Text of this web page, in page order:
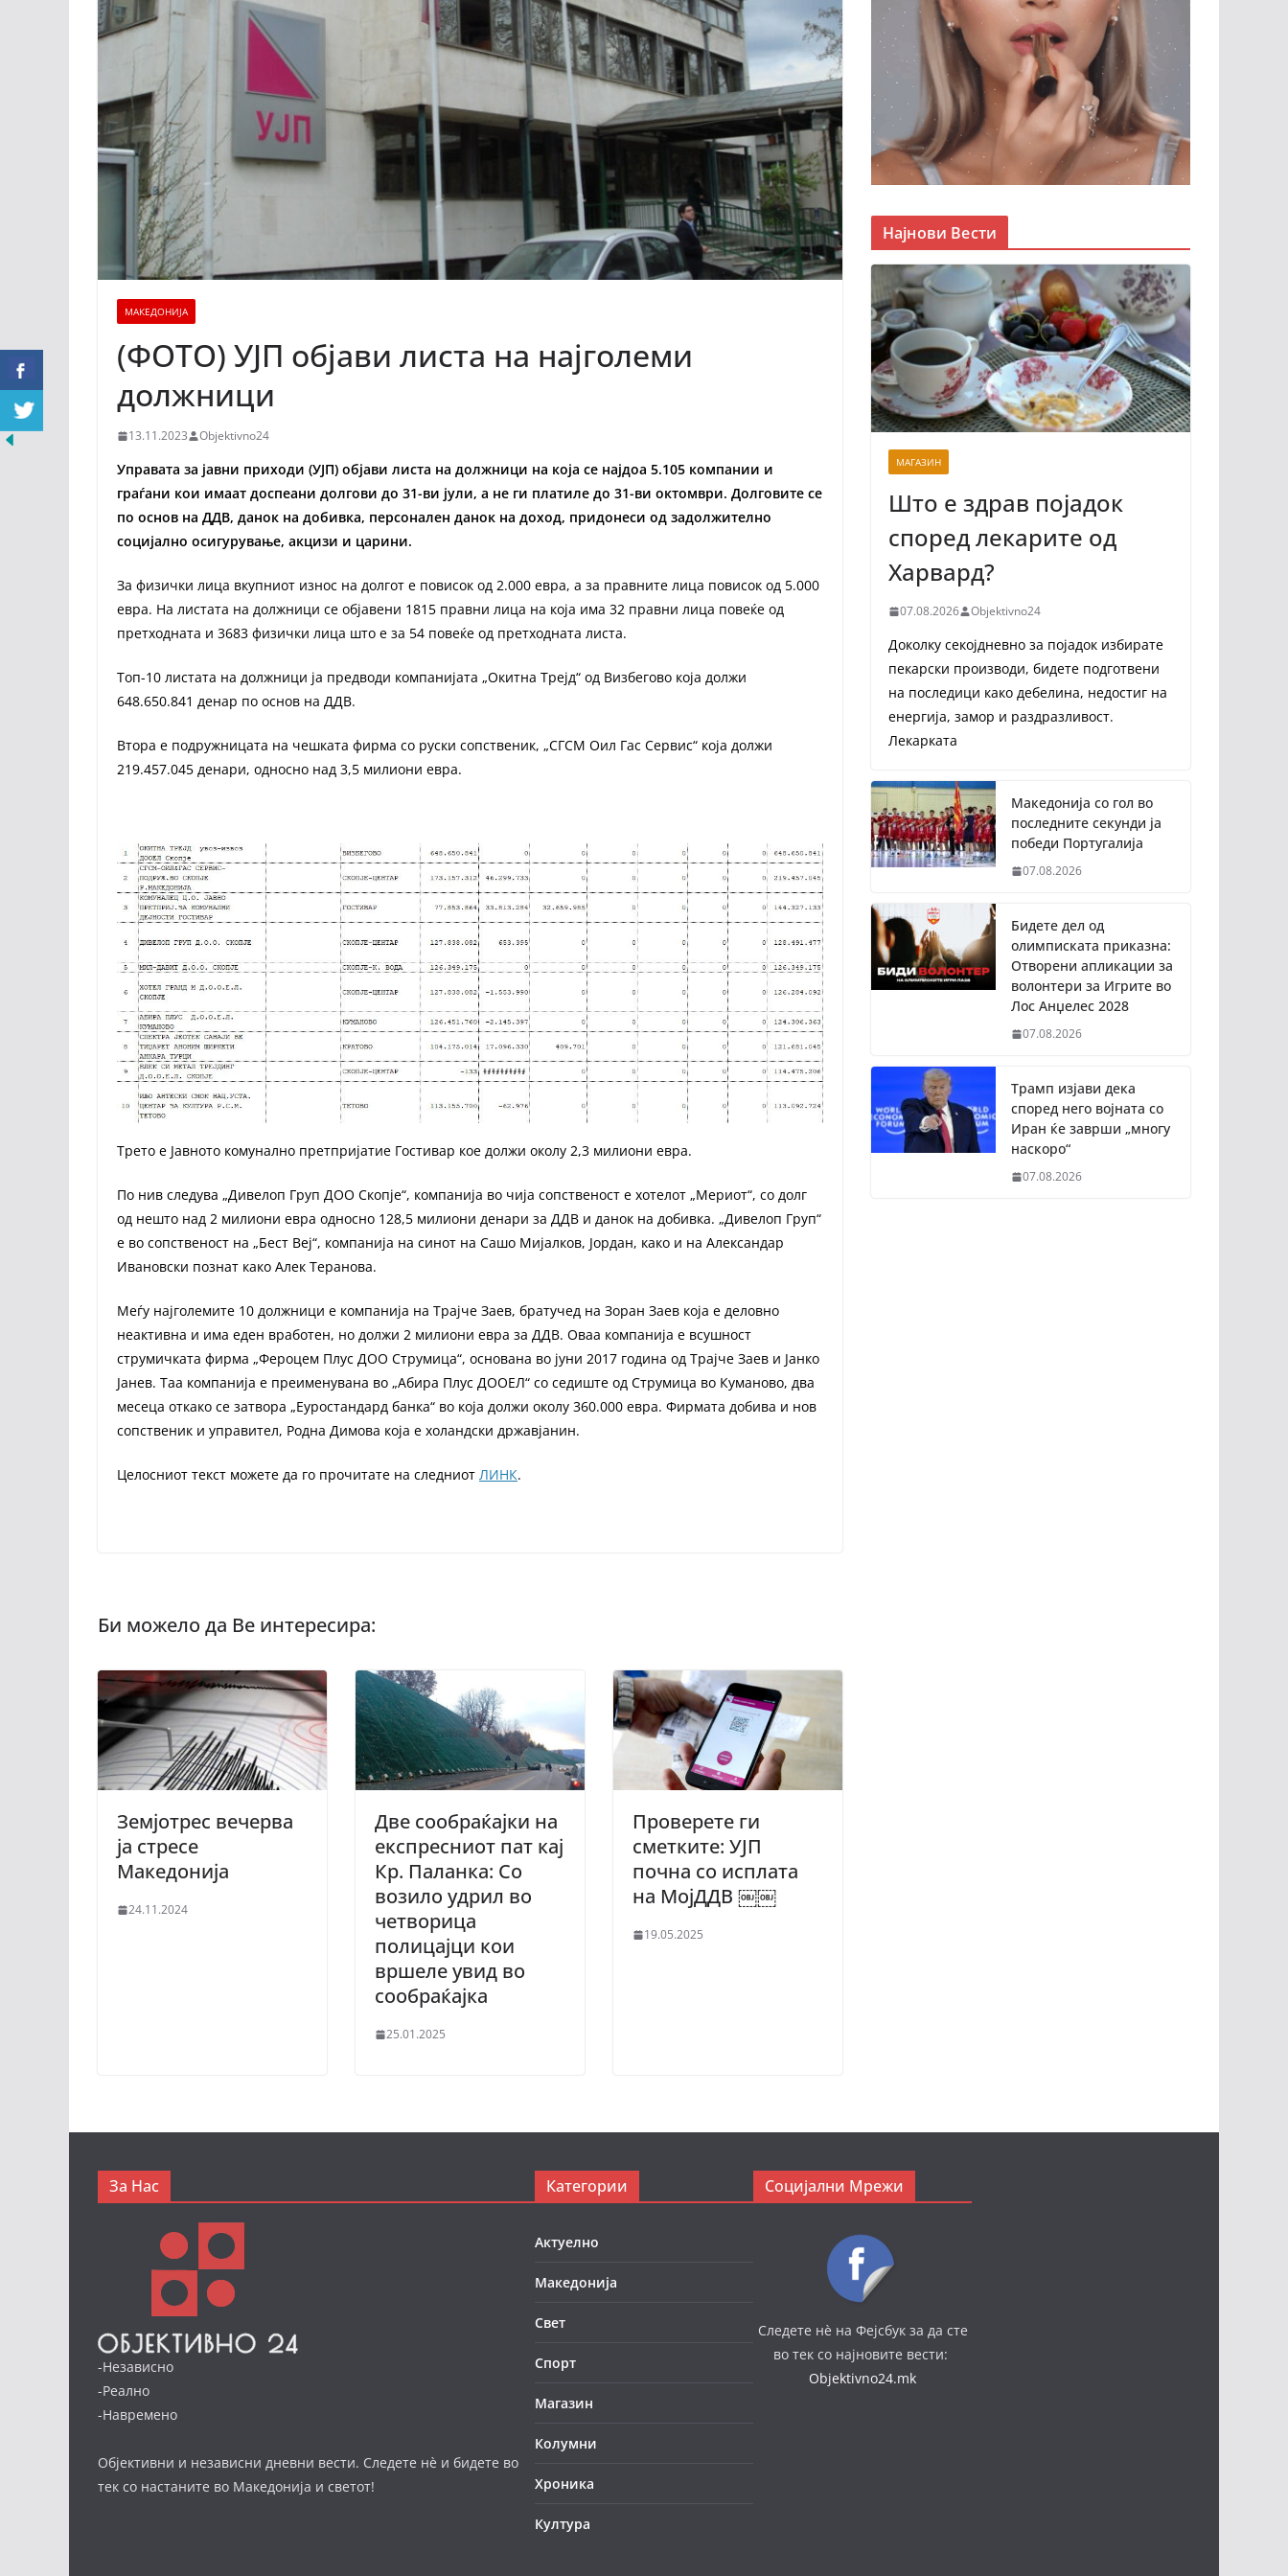
МАКЕДОНИЈА
(ФОТО) УЈП објави листа на најголеми
должници
13.11.2023 Objektivno24
Управата за јавни приходи (УЈП) објави листа на должници на која се најдоа 5.105 компании и
граѓани кои имаат доспеани долгови до 31-ви јули, а не ги платиле до 31-ви октомври. Долговите се
по основ на ДДВ, данок на добивка, персонален данок на доход, придонеси од задолжително
социјално осигурување, акцизи и царини.
За физички лица вкупниот износ на долгот е повисок од 2.000 евра, а за правните лица повисок од 5.000
евра. На листата на должници се објавени 1815 правни лица на која има 32 правни лица повеќе од
претходната и 3683 физички лица што е за 54 повеќе од претходната листа.
Топ-10 листата на должници ја предводи компанијата „Окитна Трејд“ од Визбегово која должи
648.650.841 денар по основ на ДДВ.
Втора е подружницата на чешката фирма со руски сопственик, „СГСМ Оил Гас Сервис“ која должи
219.457.045 денари, односно над 3,5 милиони евра.
Трето е Јавното комунално претпријатие Гостивар кое должи околу 2,3 милиони евра.
По нив следува „Дивелоп Груп ДОО Скопје“, компанија во чија сопственост е хотелот „Мериот“, со долг
од нешто над 2 милиони евра односно 128,5 милиони денари за ДДВ и данок на добивка. „Дивелоп Груп“
е во сопственост на „Бест Веј“, компанија на синот на Сашо Мијалков, Јордан, како и на Александар
Ивановски познат како Алек Теранова.
Меѓу најголемите 10 должници е компанија на Трајче Заев, братучед на Зоран Заев која е деловно
неактивна и има еден вработен, но должи 2 милиони евра за ДДВ. Оваа компанија е всушност
струмичката фирма „Фероцем Плус ДОО Струмица“, основана во јуни 2017 година од Трајче Заев и Јанко
Јанев. Таа компанија е преименувана во „Абира Плус ДООЕЛ“ со седиште од Струмица во Куманово, два
месеца откако се затвора „Еуростандард банка“ во која должи околу 360.000 евра. Фирмата добива и нов
сопственик и управител, Родна Димова која е холандски државјанин.
Целосниот текст можете да го прочитате на следниот ЛИНК.
Земјотрес вечерва
ја стресе
Македонија
24.11.2024
Две сообраќајки на
експресниот пат кај
Кр. Паланка: Со
возило удрил во
четворица
полицајци кои
вршеле увид во
сообраќајка
25.01.2025
Проверете ги
сметките: УЈП
почна со исплата
на МојДДВ ￼￼
19.05.2025
Најнови Вести
МАГАЗИН
Што е здрав појадок
според лекарите од
Харвард?
07.08.2026 Objektivno24
Доколку секојдневно за појадок избирате
пекарски производи, бидете подготвени
на последици како дебелина, недостиг на
енергија, замор и раздразливост.
Лекарката
Македонија со гол во
последните секунди ја
победи Португалија
07.08.2026
Бидете дел од
олимписката приказна:
Отворени апликации за
волонтери за Игрите во
Лос Анџелес 2028
07.08.2026
Трамп изјави дека
според него војната со
Иран ќе заврши „многу
наскоро“
07.08.2026
За Нас
-Независно
-Реално
-Навремено
Објективни и независни дневни вести. Следете нè и бидете во
тек со настаните во Македонија и светот!
Категории
Актуелно
Македонија
Свет
Спорт
Магазин
Колумни
Хроника
Култура
Социјални Мрежи
Следете нè на Фејсбук за да сте
во тек со најновите вести:
Objektivno24.mk